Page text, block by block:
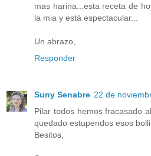
mas harina...esta receta de
la mia y está espectacular...
Un abrazo,
Responder
Suny Senabre 22 de
Pilar todos hemos fracasado
quedado estupendos esos
Besitos,